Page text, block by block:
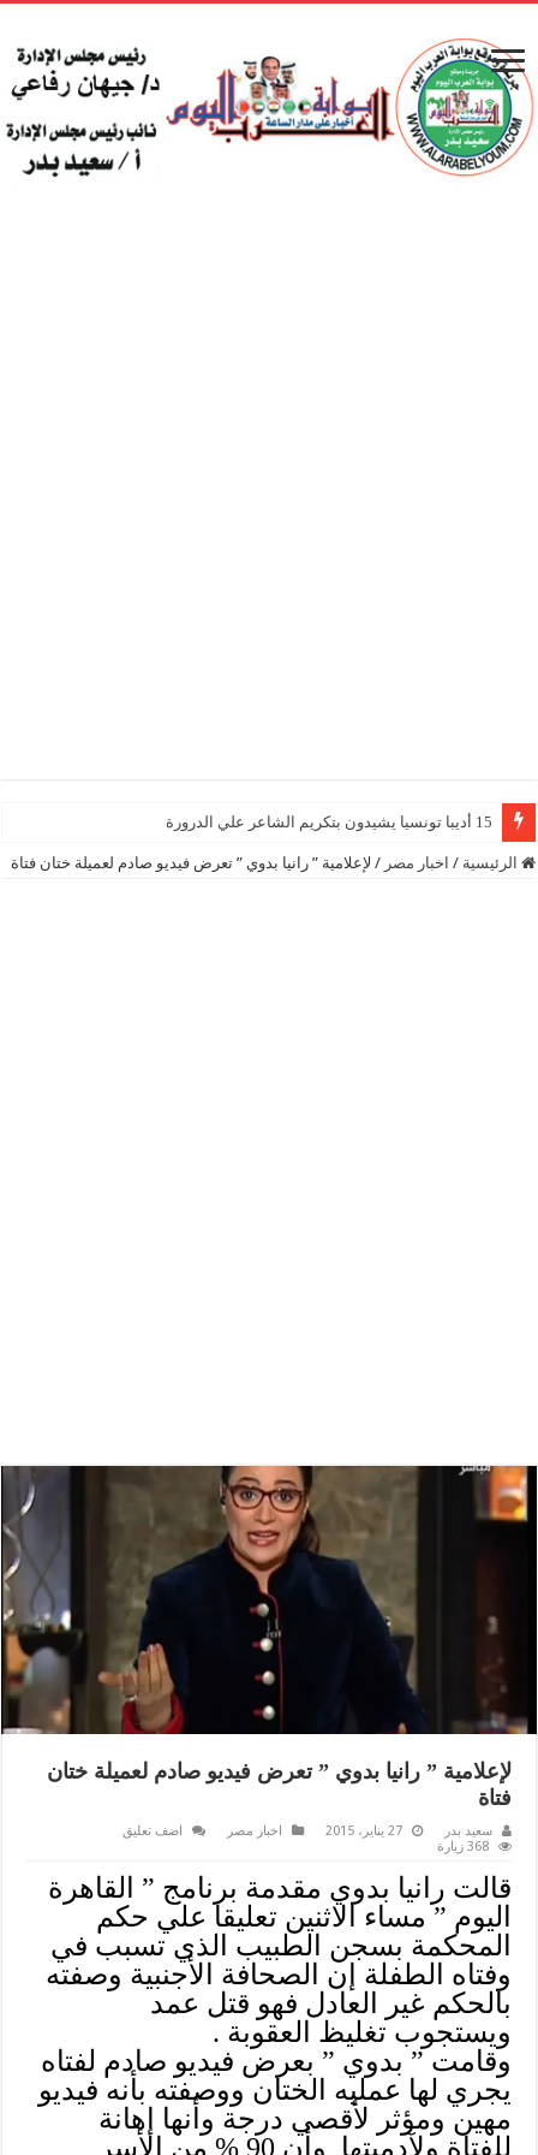
15 أديبا تونسيا يشيدون بتكريم الشاعر علي الدرورة
الرئيسية / اخبار مصر / لإعلامية ” رانيا بدوي ” تعرض فيديو صادم لعميلة ختان فتاة
لإعلامية ” رانيا بدوي ” تعرض فيديو صادم لعميلة ختان
فتاة
سعيد بدر 27 يناير، 2015 اخبار مصر
اضف تعليق
368 زيارة
قالت رانيا بدوي مقدمة برنامج ” القاهرة
اليوم ” مساء الاثنين تعليقا علي حكم
المحكمة بسجن الطبيب الذي تسبب في
وفتاه الطفلة إن الصحافة الأجنبية وصفته
بالحكم غير العادل فهو قتل عمد
ويستجوب تغليظ العقوبة .
وقامت ” بدوي ” بعرض فيديو صادم لفتاه
يجري لها عمليه الختان ووصفته بأنه فيديو
مهين ومؤثر لأقصي درجة وأنها إهانة
للفتاة ولآدميتها وأن 90 % من الأسر